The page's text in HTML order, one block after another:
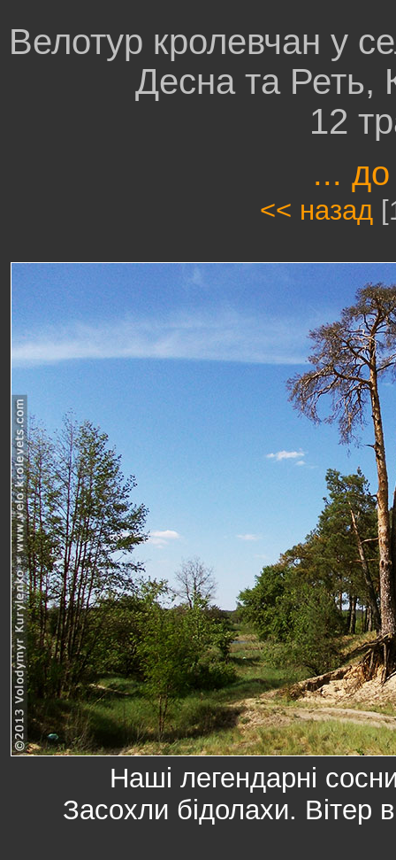
Велотур кролевчан у
Десна та Реть,
12
... до
<< назад
Наші легендарні
Засохли бідолахи. Вітер